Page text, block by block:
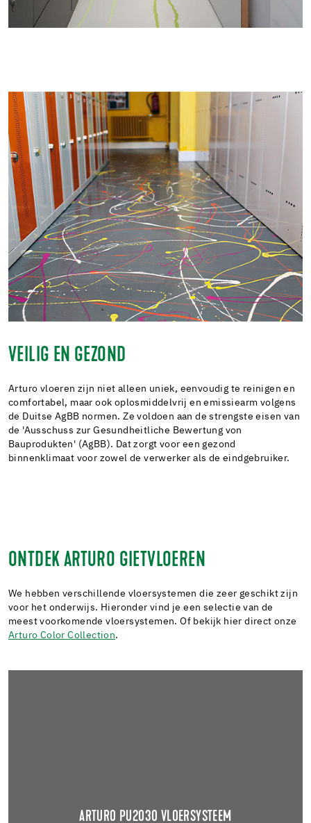
VEILIG EN GEZOND
Arturo vloeren zijn niet alleen uniek, eenvoudig te reinigen en
comfortabel, maar ook oplosmiddelvrij en emissiearm volgens
de Duitse AgBB normen. Ze voldoen aan de strengste eisen van
de 'Ausschuss zur Gesundheitliche Bewertung von
Bauprodukten' (AgBB). Dat zorgt voor een gezond
binnenklimaat voor zowel de verwerker als de eindgebruiker.
ONTDEK ARTURO GIETVLOEREN
We hebben verschillende vloersystemen die zeer geschikt zijn
voor het onderwijs. Hieronder vind je een selectie van de
meest voorkomende vloersystemen. Of bekijk hier direct onze
Arturo Color Collection.
ARTURO PU2030 VLOERSYSTEEM